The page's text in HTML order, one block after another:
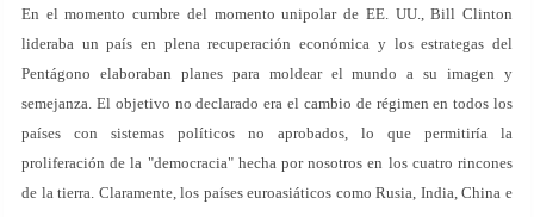
En el momento cumbre del momento unipolar de EE. UU., Bill Clinton
lideraba un país en plena recuperación económica y los estrategas del
Pentágono elaboraban planes para moldear el mundo a su imagen y
semejanza. El objetivo no declarado era el cambio de régimen en todos los
países con sistemas políticos no aprobados, lo que permitiría la
proliferación de la "democracia" hecha por nosotros en los cuatro rincones
de la tierra. Claramente, los países euroasiáticos como Rusia, India, China e